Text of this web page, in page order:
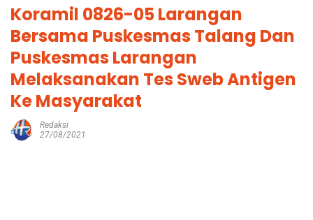
Koramil 0826-05 Larangan
Bersama Puskesmas Talang Dan
Puskesmas Larangan
Melaksanakan Tes Sweb Antigen
Ke Masyarakat
Redaksi
27/08/2021